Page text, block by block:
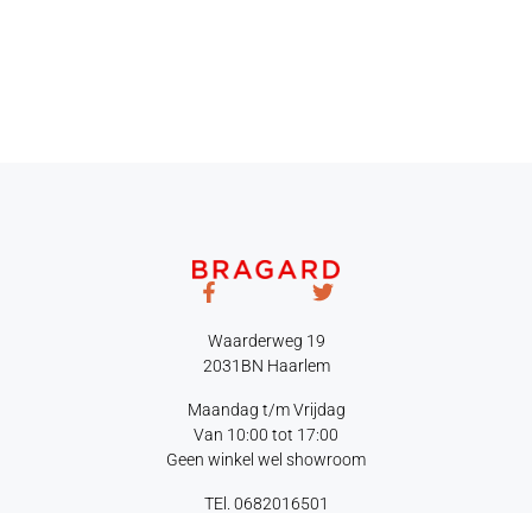
Waarderweg 19
2031BN Haarlem
Maandag t/m Vrijdag
Van 10:00 tot 17:00
Geen winkel wel showroom
TEl. 0682016501